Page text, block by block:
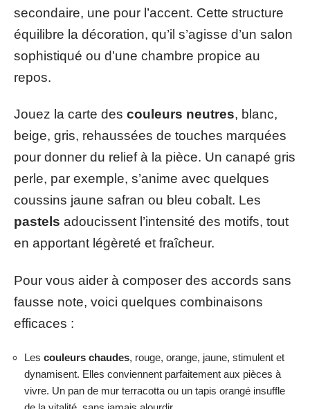
secondaire, une pour l’accent. Cette structure
équilibre la décoration, qu’il s’agisse d’un salon
sophistiqué ou d’une chambre propice au
repos.
Jouez la carte des couleurs neutres, blanc,
beige, gris, rehaussées de touches marquées
pour donner du relief à la pièce. Un canapé gris
perle, par exemple, s’anime avec quelques
coussins jaune safran ou bleu cobalt. Les
pastels adoucissent l’intensité des motifs, tout
en apportant légèreté et fraîcheur.
Pour vous aider à composer des accords sans
fausse note, voici quelques combinaisons
efficaces :
Les couleurs chaudes, rouge, orange, jaune, stimulent et
dynamisent. Elles conviennent parfaitement aux pièces à
vivre. Un pan de mur terracotta ou un tapis orangé insuffle